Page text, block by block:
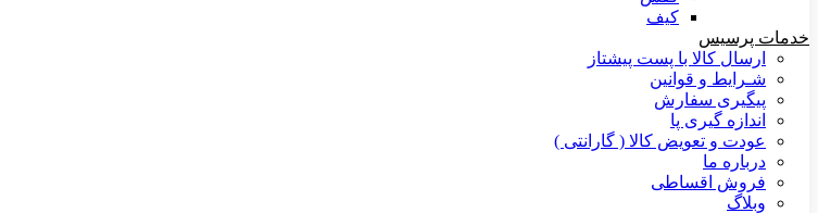
کیف
خدمات پرسیس
ارسال کالا با پست پیشتاز
شـرایط و قوانین
پیگیری سفارش
اندازه گیری پا
عودت و تعویض کالا ( گارانتی )
درباره ما
فروش اقساطی
وبلاگ